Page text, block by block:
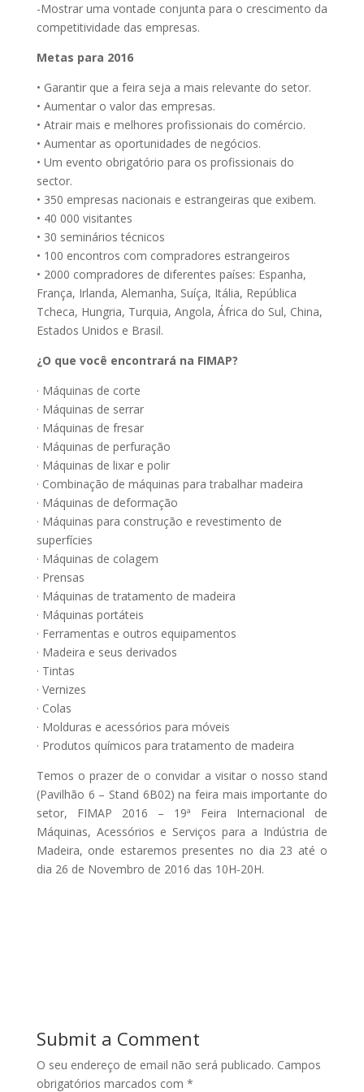
-Mostrar uma vontade conjunta para o crescimento da
competitividade das empresas.
Metas para 2016
• Garantir que a feira seja a mais relevante do setor.
• Aumentar o valor das empresas.
• Atrair mais e melhores profissionais do comércio.
• Aumentar as oportunidades de negócios.
• Um evento obrigatório para os profissionais do
sector.
• 350 empresas nacionais e estrangeiras que exibem.
• 40 000 visitantes
• 30 seminários técnicos
• 100 encontros com compradores estrangeiros
• 2000 compradores de diferentes países: Espanha,
França, Irlanda, Alemanha, Suíça, Itália, República
Tcheca, Hungria, Turquia, Angola, África do Sul, China,
Estados Unidos e Brasil.
¿O que você encontrará na FIMAP?
· Máquinas de corte
· Máquinas de serrar
· Máquinas de fresar
· Máquinas de perfuração
· Máquinas de lixar e polir
· Combinação de máquinas para trabalhar madeira
· Máquinas de deformação
· Máquinas para construção e revestimento de
superfícies
· Máquinas de colagem
· Prensas
· Máquinas de tratamento de madeira
· Máquinas portáteis
· Ferramentas e outros equipamentos
· Madeira e seus derivados
· Tintas
· Vernizes
· Colas
· Molduras e acessórios para móveis
· Produtos químicos para tratamento de madeira
Temos o prazer de o convidar a visitar o nosso stand
(Pavilhão 6 – Stand 6B02) na feira mais importante do
setor, FIMAP 2016 – 19ª Feira Internacional de
Máquinas, Acessórios e Serviços para a Indústria de
Madeira, onde estaremos presentes no dia 23 até o
dia 26 de Novembro de 2016 das 10H-20H.
Submit a Comment
O seu endereço de email não será publicado. Campos
obrigatórios marcados com *